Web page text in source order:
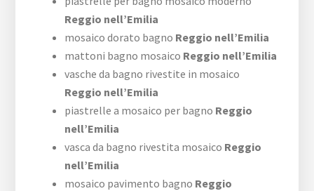
Reggio nell’Emilia
mosaico dorato bagno Reggio nell’Emilia
mattoni bagno mosaico Reggio nell’Emilia
vasche da bagno rivestite in mosaico
Reggio nell’Emilia
piastrelle a mosaico per bagno Reggio
nell’Emilia
vasca da bagno rivestita mosaico Reggio
nell’Emilia
mosaico pavimento bagno Reggio